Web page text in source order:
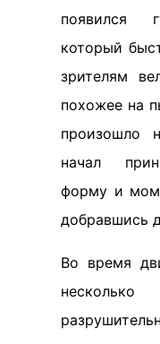
появился
который
зрителям
похожее на
произошло
начал
форму и
добравшись
Во время